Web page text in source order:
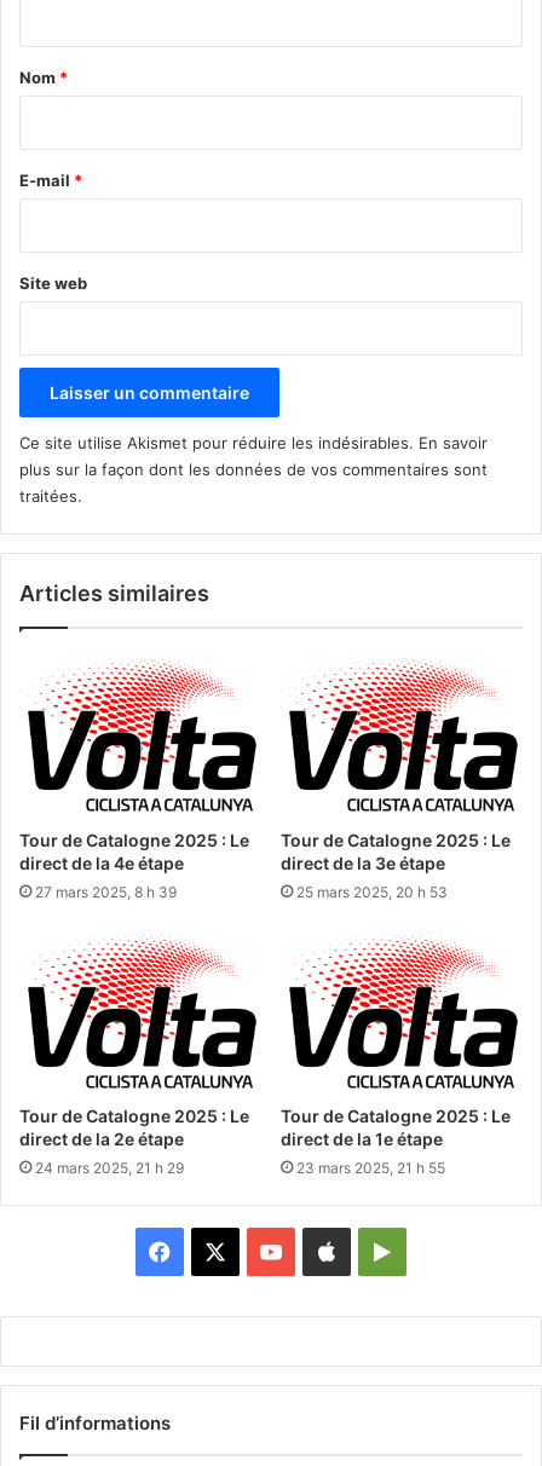
a
e
Nom *
E-mail *
Site web
Ce site utilise Akismet pour réduire les indésirables. En savoir
plus sur la façon dont les données de vos commentaires sont
traitées.
Articles similaires
Tour de Catalogne 2025 : Le
direct de la 4e étape
27 mars 2025, 8 h 39
Tour de Catalogne 2025 : Le
direct de la 3e étape
25 mars 2025, 20 h 53
Tour de Catalogne 2025 : Le
direct de la 2e étape
24 mars 2025, 21 h 29
Tour de Catalogne 2025 : Le
direct de la 1e étape
23 mars 2025, 21 h 55
Facebook YouTubeAppleGoogle
Fil d’informations